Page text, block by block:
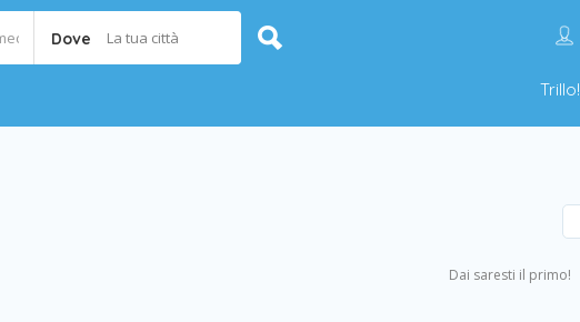
Dove La tua città
Trillo!
Dai saresti il primo!